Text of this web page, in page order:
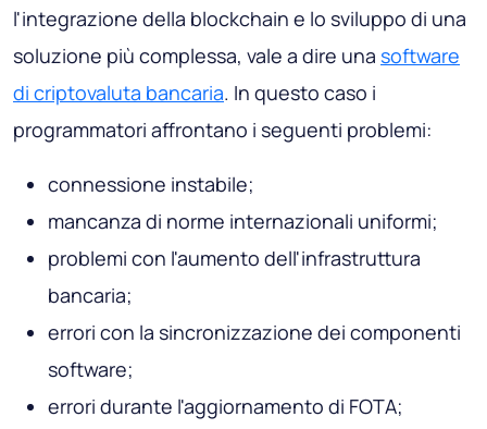
l'integrazione della blockchain e lo sviluppo di una
soluzione più complessa, vale a dire una software
di criptovaluta bancaria. In questo caso i
programmatori affrontano i seguenti problemi:
connessione instabile;
mancanza di norme internazionali uniformi;
problemi con l'aumento dell'infrastruttura
bancaria;
errori con la sincronizzazione dei componenti
software;
errori durante l'aggiornamento di FOTA;